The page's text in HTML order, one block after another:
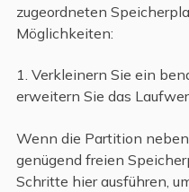
zugeordneten
Möglichkeiten:
1. Verkleinern Sie ein
erweitern Sie das
Wenn die Partition
genügend freien
Schritte hier ausführen,